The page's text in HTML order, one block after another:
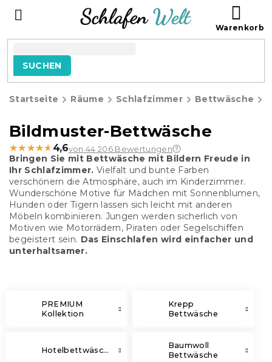
SUCHEN
Startseite Räume Schlafzimmer Bettwäsche
Bildmuster-Bettwäsche
★★★★★
★★★★★ 4,6von 44 206 Bewertungen
Bringen Sie mit Bettwäsche mit Bildern Freude in
Ihr Schlafzimmer. Vielfalt und bunte Farben
verschönern die Atmosphäre, auch im Kinderzimmer.
Wunderschöne Motive für Mädchen mit Sonnenblumen,
Hunden oder Tigern lassen sich leicht mit anderen
Möbeln kombinieren. Jungen werden sicherlich von
Motiven wie Motorrädern, Piraten oder Segelschiffen
begeistert sein. Das Einschlafen wird einfacher und
unterhaltsamer.
PREMIUM
Kollektion
Krepp
Bettwäsche
Hotelbettwäsche
Baumwoll
Bettwäsche